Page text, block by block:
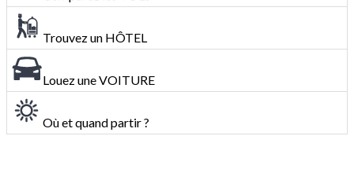
Trouvez un HÔTEL
Louez une VOITURE
Où et quand partir ?